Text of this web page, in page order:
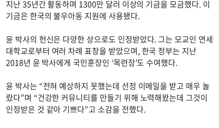
지난 35년간 활동하며 1300만 달러 이상의 기금을 모금했다. 이
기금은 한국의 불우아동 지원에 사용됐다.
윤 박사의 헌신은 다양한 상으로도 인정받았다. 그는 모교인 연세
대학교로부터 여러 차례 표창을 받았으며, 한국 정부는 지난
2018년 윤 박사에게 국민훈장인 ‘목련장’도 수여했다.
윤 박사는 “전혀 예상하지 못했는데 선정 이메일을 받고 매우 놀
랐다”며 “건강한 커뮤니티를 만들기 위해 노력해왔는데 그것이
인정받은 것 같아 기쁘다”고 소감을 전했다.